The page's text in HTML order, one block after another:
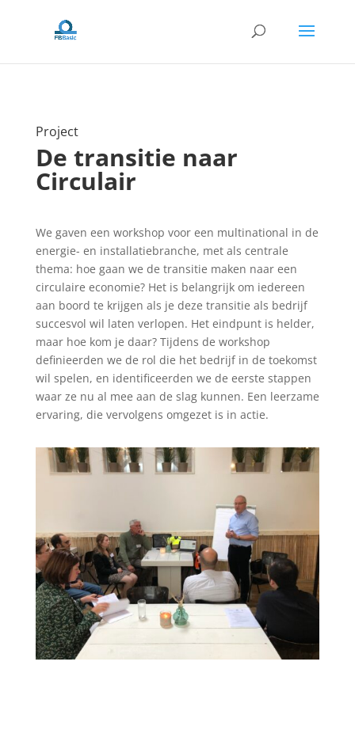
Project
De transitie naar
Circulair
We gaven een workshop voor een multinational in de
energie- en installatiebranche, met als centrale
thema: hoe gaan we de transitie maken naar een
circulaire economie? Het is belangrijk om iedereen
aan boord te krijgen als je deze transitie als bedrijf
succesvol wil laten verlopen. Het eindpunt is helder,
maar hoe kom je daar? Tijdens de workshop
definieerden we de rol die het bedrijf in de toekomst
wil spelen, en identificeerden we de eerste stappen
waar ze nu al mee aan de slag kunnen. Een leerzame
ervaring, die vervolgens omgezet is in actie.